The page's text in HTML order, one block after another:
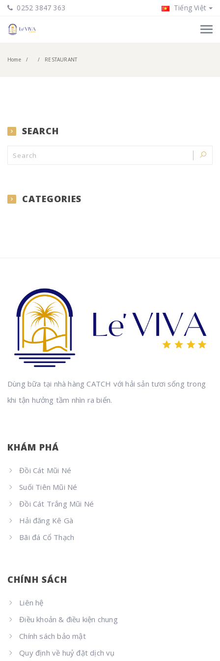
0252 3847 363 Tiếng Việt
Home RESTAURANT
SEARCH
CATEGORIES
Dùng bữa tại nhà hàng CATCH với hải sản tươi sống trong
khi tận hưởng tầm nhìn ra biển.
KHÁM PHÁ
Đồi Cát Mũi Né
Suối Tiên Mũi Né
Đồi Cát Trắng Mũi Né
Hải đăng Kê Gà
Bãi đá Cổ Thạch
CHÍNH SÁCH
Liên hệ
Điều khoản & điều kiện chung
Chính sách bảo mật
Quy định về huỷ đặt dịch vụ